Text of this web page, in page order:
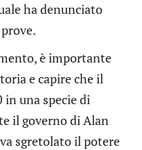
ha denunciato
è importante
e capire che il
in una specie di
il governo di Alan
sgretolato il potere